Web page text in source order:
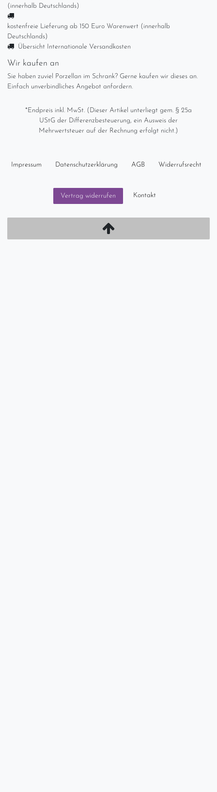
(innerhalb Deutschlands)
kostenfreie Lieferung ab 150 Euro Warenwert (innerhalb
Deutschlands)
Übersicht Internationale Versandkosten
Wir kaufen an
Sie haben zuviel Porzellan im Schrank? Gerne kaufen wir dieses an.
Einfach unverbindliches Angebot anfordern.
*Endpreis inkl. MwSt. (Dieser Artikel unterliegt gem. § 25a
UStG der Differenzbesteuerung, ein Ausweis der
Mehrwertsteuer auf der Rechnung erfolgt nicht.)
Impressum Daten­schutz­erklärung AGB Widerrufs­recht
Vertrag widerrufen Kontakt